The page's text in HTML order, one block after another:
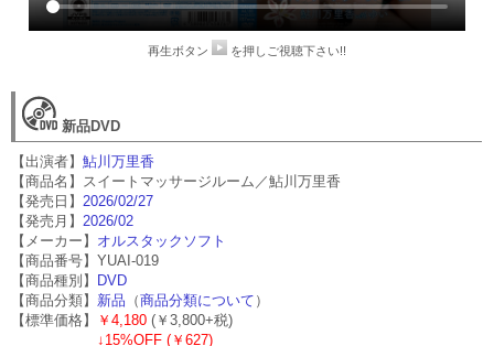
再生ボタン を押しご視聴下さい!!
新品DVD
【出演者】鮎川万里香
【商品名】スイートマッサージルーム／鮎川万里香
【発売日】 2026/02/27
【発売月】 2026/02
【メーカー】 オルスタックソフト
【商品番号】YUAI-019
【商品種別】 DVD
【商品分類】 新品 （商品分類について ）
【標準価格】
￥4,180 (￥3,800+税)
↓ 15%OFF (￥627)